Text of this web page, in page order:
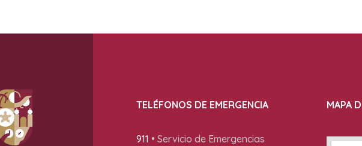
TELÉFONOS DE EMERGENCIA
911 • Servicio de Emergencias
MAPA